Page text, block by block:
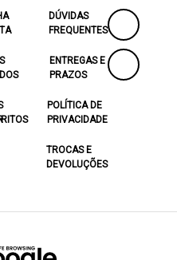
DÚVIDAS
FREQUENTES
ENTREGAS E
PRAZOS
POLÍTICA DE
PRIVACIDADE
TROCAS E
DEVOLUÇÕES